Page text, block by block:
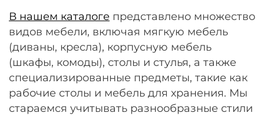
В нашем каталоге представлено множество
видов мебели, включая мягкую мебель
(диваны, кресла), корпусную мебель
(шкафы, комоды), столы и стулья, а также
специализированные предметы, такие как
рабочие столы и мебель для хранения. Мы
стараемся учитывать разнообразные стили